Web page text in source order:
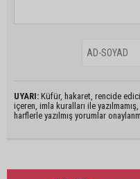
UYARI: Küfür, hakaret, rencide
içeren, imla kuralları ile
harflerle yazılmış yorumlar